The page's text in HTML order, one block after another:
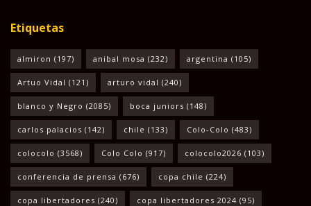
Etiquetas
almiron (197) anibal mosa (232) argentina (105)
Artuo Vidal (121) arturo vidal (240)
blanco y Negro (2085) boca juniors (148)
carlos palacios (142) chile (133) Colo-Colo (483)
colocolo (3568) Colo Colo (917) colocolo2026 (103)
conferencia de prensa (676) copa chile (224)
copa libertadores (240) copa libertadores 2024 (95)